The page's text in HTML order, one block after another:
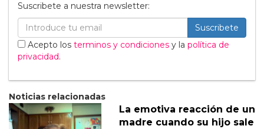
Suscribete a nuestra newsletter:
Suscribete
Acepto los terminos y condiciones y la política de
privacidad.
Noticias relacionadas
La emotiva reacción de un
madre cuando su hijo sale